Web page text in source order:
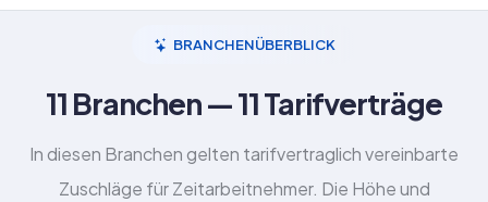
BRANCHENÜBERBLICK
11 Branchen — 11 Tarifverträge
In diesen Branchen gelten tarifvertraglich vereinbarte
Zuschläge für Zeitarbeitnehmer. Die Höhe und